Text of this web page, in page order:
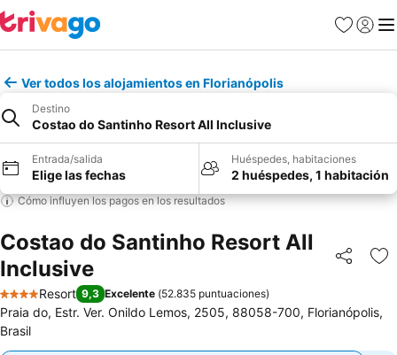
Favoritos
Iniciar
Ver todos los alojamientos en Florianópolis
Destino
Costao do Santinho Resort All Inclusive
Entrada/salida
Elige las fechas
Huéspedes, habitaciones
2 huéspedes, 1 habitación
Cómo influyen los pagos en los resultados
Costao do Santinho Resort All
Inclusive
Compartir
4 Estrellas
Resort 9,3 Excelente (52.835 puntuaciones)
Praia do, Estr. Ver. Onildo Lemos, 2505, 88058-700, Florianópolis,
Brasil